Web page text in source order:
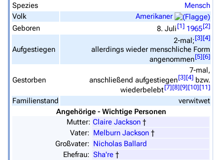
Spezies
Mensch
Volk
Amerikaner
Geboren
8. Juli [1] 1965[2]
Aufgestiegen
2-mal; [3][4]
allerdings wieder menschliche Form
angenommen[5][6]
Gestorben
7-mal,
anschließend aufgestiegen[3][4] bzw.
wiederbelebt[7][8][9][10][11]
Familienstand
verwitwet
Angehörige - Wichtige Personen
Mutter: Claire Jackson †
Vater: Melburn Jackson †
Großvater: Nicholas Ballard
Ehefrau: Sha're †